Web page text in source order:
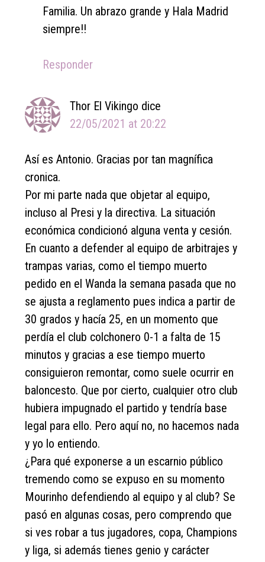
Familia. Un abrazo grande y Hala Madrid
siempre!!
Responder
Thor El Vikingo dice
22/05/2021 at 20:22
Así es Antonio. Gracias por tan magnífica
cronica.
Por mi parte nada que objetar al equipo,
incluso al Presi y la directiva. La situación
económica condicionó alguna venta y cesión.
En cuanto a defender al equipo de arbitrajes y
trampas varias, como el tiempo muerto
pedido en el Wanda la semana pasada que no
se ajusta a reglamento pues indica a partir de
30 grados y hacía 25, en un momento que
perdía el club colchonero 0-1 a falta de 15
minutos y gracias a ese tiempo muerto
consiguieron remontar, como suele ocurrir en
baloncesto. Que por cierto, cualquier otro club
hubiera impugnado el partido y tendría base
legal para ello. Pero aquí no, no hacemos nada
y yo lo entiendo.
¿Para qué exponerse a un escarnio público
tremendo como se expuso en su momento
Mourinho defendiendo al equipo y al club? Se
pasó en algunas cosas, pero comprendo que
si ves robar a tus jugadores, copa, Champions
y liga, si además tienes genio y carácter